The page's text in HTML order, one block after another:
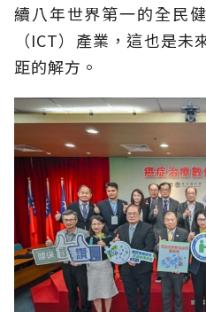
續八年世界第一的全民
（ICT）產業，這也是
距的解方。